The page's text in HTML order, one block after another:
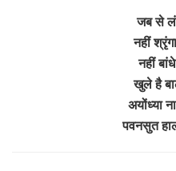
जब से
नहीं
नहीं
खुले है
अयोंध्या
पवनसुत